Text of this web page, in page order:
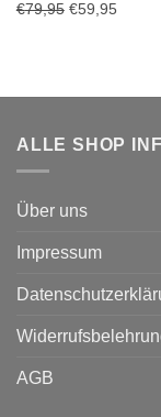
€79,95 Ursprünglicher
€59,95
ALLE SHOP
Über uns
Impressum
AGB